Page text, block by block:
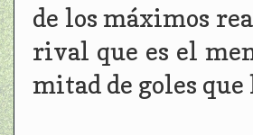
de los máximos
rival que es el
mitad de goles que